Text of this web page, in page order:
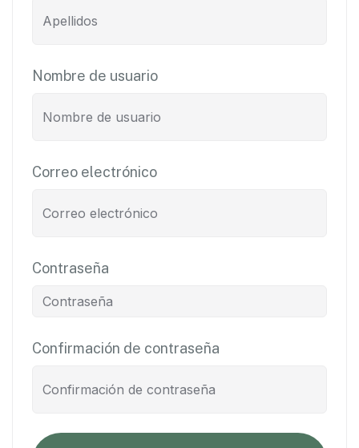
Nombre de usuario
Correo electrónico
Contraseña
Confirmación de contraseña